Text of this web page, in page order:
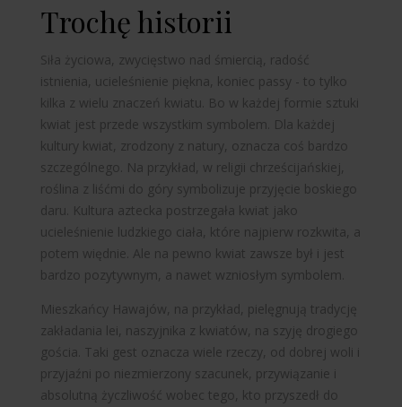
Trochę historii
Siła życiowa, zwycięstwo nad śmiercią, radość
istnienia, ucieleśnienie piękna, koniec passy - to tylko
kilka z wielu znaczeń kwiatu. Bo w każdej formie sztuki
kwiat jest przede wszystkim symbolem. Dla każdej
kultury kwiat, zrodzony z natury, oznacza coś bardzo
szczególnego. Na przykład, w religii chrześcijańskiej,
roślina z liśćmi do góry symbolizuje przyjęcie boskiego
daru. Kultura aztecka postrzegała kwiat jako
ucieleśnienie ludzkiego ciała, które najpierw rozkwita, a
potem więdnie. Ale na pewno kwiat zawsze był i jest
bardzo pozytywnym, a nawet wzniosłym symbolem.
Mieszkańcy Hawajów, na przykład, pielęgnują tradycję
zakładania lei, naszyjnika z kwiatów, na szyję drogiego
gościa. Taki gest oznacza wiele rzeczy, od dobrej woli i
przyjaźni po niezmierzony szacunek, przywiązanie i
absolutną życzliwość wobec tego, kto przyszedł do